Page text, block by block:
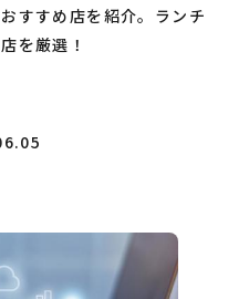
すすめ店を紹介。ランチ
を厳選！